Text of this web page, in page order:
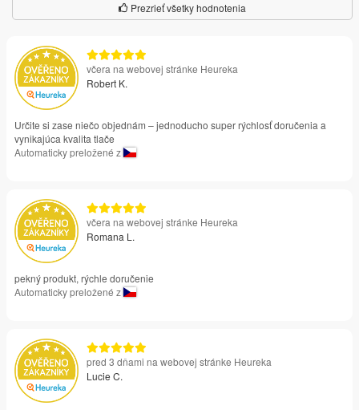
Prezrieť všetky hodnotenia
včera na webovej stránke Heureka
Robert K.
Určite si zase niečo objednám – jednoducho super rýchlosť doručenia a
vynikajúca kvalita tlače
Automaticky preložené z
včera na webovej stránke Heureka
Romana L.
pekný produkt, rýchle doručenie
Automaticky preložené z
pred 3 dňami na webovej stránke Heureka
Lucie C.